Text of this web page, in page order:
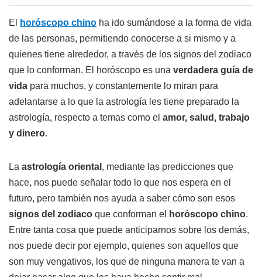
El horóscopo chino ha ido sumándose a la forma de vida
de las personas, permitiendo conocerse a si mismo y a
quienes tiene alrededor, a través de los signos del zodiaco
que lo conforman. El horóscopo es una verdadera guía de
vida para muchos, y constantemente lo miran para
adelantarse a lo que la astrología les tiene preparado la
astrología, respecto a temas como el amor, salud, trabajo
y dinero.
La astrología oriental , mediante las predicciones que
hace, nos puede señalar todo lo que nos espera en el
futuro, pero también nos ayuda a saber cómo son esos
signos del zodiaco que conforman el horóscopo chino.
Entre tanta cosa que puede anticiparnos sobre los demás,
nos puede decir por ejemplo, quienes son aquellos que
son muy vengativos, los que de ninguna manera te van a